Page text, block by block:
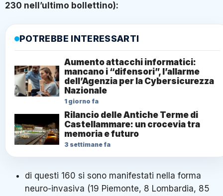
230 nell’ultimo bollettino):
POTREBBE INTERESSARTI
Aumento attacchi informatici:
mancano i “difensori”, l’allarme
dell’Agenzia per la Cybersicurezza
Nazionale
1 giorno fa
Rilancio delle Antiche Terme di
Castellammare: un crocevia tra
memoria e futuro
3 settimane fa
di questi 160 si sono manifestati nella forma
neuro-invasiva (19 Piemonte, 8 Lombardia, 85